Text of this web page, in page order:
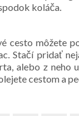
koláča.
cesto môžete
Stačí pridať
alebo z neho
cestom a